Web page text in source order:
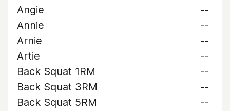
Angie
--
Annie
--
Arnie
--
Artie
--
Back Squat 1RM
--
Back Squat 3RM
--
Back Squat 5RM
--